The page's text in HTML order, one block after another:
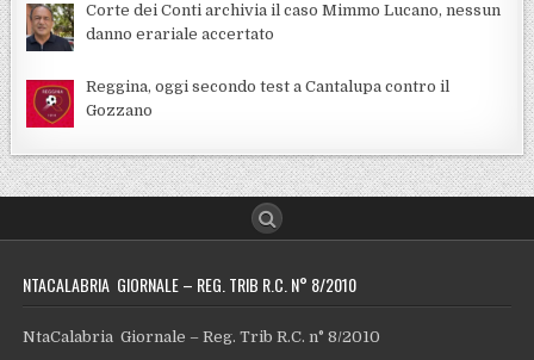
Corte dei Conti archivia il caso Mimmo Lucano, nessun
danno erariale accertato
Reggina, oggi secondo test a Cantalupa contro il
Gozzano
NTACALABRIA GIORNALE – REG. TRIB R.C. N° 8/2010
NtaCalabria Giornale – Reg. Trib R.C. n° 8/2010